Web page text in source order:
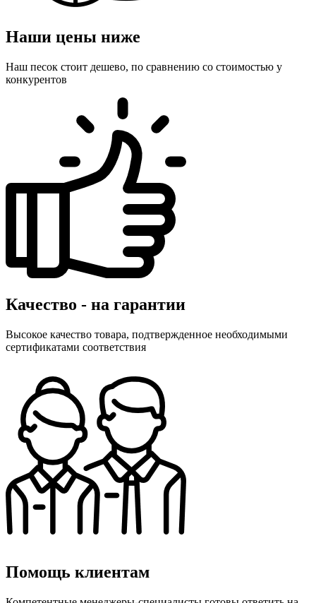
Наши цены ниже
Наш песок стоит дешево, по сравнению со стоимостью у
конкурентов
Качество - на гарантии
Высокое качество товара, подтвержденное необходимыми
сертификатами соответствия
Помощь клиентам